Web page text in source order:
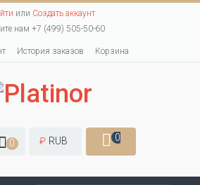
или Создать аккаунт
нам +7 (499) 505-50-60
История заказов Корзина
0 ₽ RUB 0